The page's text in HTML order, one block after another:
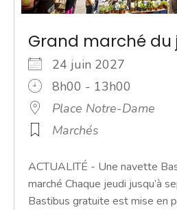
Grand marché du
24 juin 2027
8h00 - 13h00
Place Notre-Dame
Marchés
ACTUALITÉ - Une navette
marché Chaque jeudi jusqu’à
Bastibus gratuite est mise en